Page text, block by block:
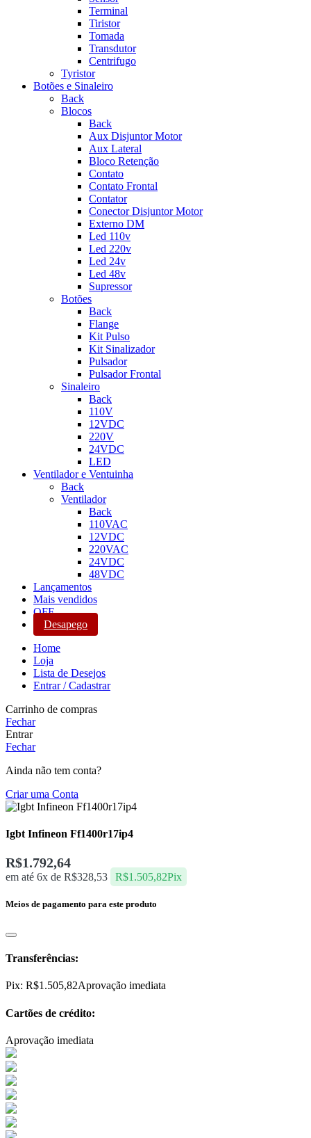
Terminal
Tiristor
Tomada
Transdutor
Centrifugo
Tyristor
Botões e Sinaleiro
Back
Blocos
Back
Aux Disjuntor Motor
Aux Lateral
Bloco Retenção
Contato
Contato Frontal
Contator
Conector Disjuntor Motor
Externo DM
Led 110v
Led 220v
Led 24v
Led 48v
Supressor
Botões
Back
Flange
Kit Pulso
Kit Sinalizador
Pulsador
Pulsador Frontal
Sinaleiro
Back
110V
12VDC
220V
24VDC
LED
Ventilador e Ventuinha
Back
Ventilador
Back
110VAC
12VDC
220VAC
24VDC
48VDC
Lançamentos
Mais vendidos
OFF
Desapego
Home
Loja
Lista de Desejos
Entrar / Cadastrar
Carrinho de compras
Fechar
Entrar
Fechar
Ainda não tem conta?
Criar uma Conta
Igbt Infineon Ff1400r17ip4
R$1.792,64
em até 6x de R$328,53 R$1.505,82Pix
Meios de pagamento para este produto
Transferências:
Pix: R$1.505,82Aprovação imediata
Cartões de crédito:
Aprovação imediata